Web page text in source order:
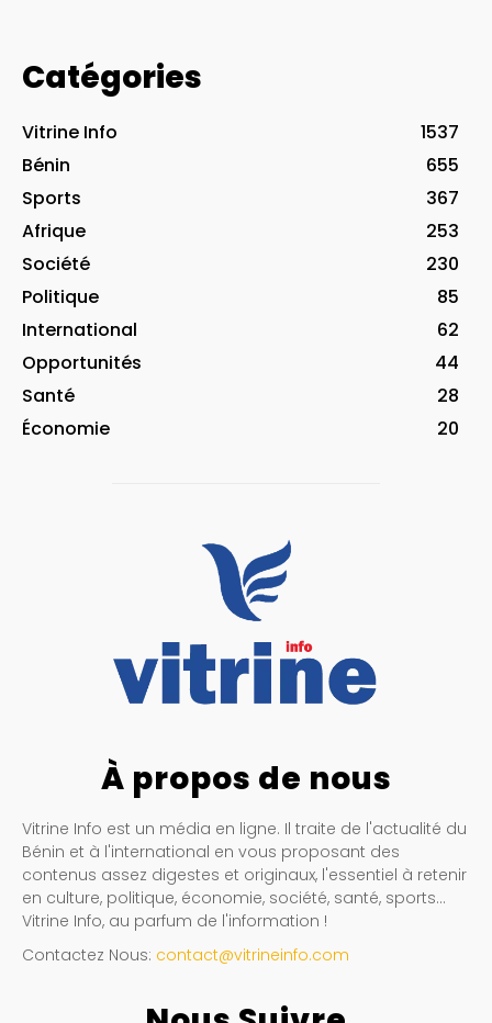
Catégories
Vitrine Info
1537
Bénin
655
Sports
367
Afrique
253
Société
230
Politique
85
International
62
Opportunités
44
Santé
28
Économie
20
À propos de nous
Vitrine Info est un média en ligne. Il traite de l'actualité du
Bénin et à l'international en vous proposant des
contenus assez digestes et originaux, l'essentiel à retenir
en culture, politique, économie, société, santé, sports…
Vitrine Info, au parfum de l'information !
Contactez Nous: contact@vitrineinfo.com